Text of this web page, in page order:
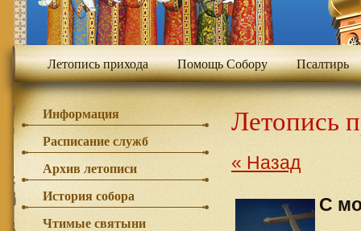
Летопись прихода Помощь Собору Псалтирь
Летопись
« Назад
С
Информация
Расписание служб
Архив летописи
История собора
Чтимые святыни